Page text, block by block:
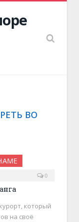
ВО
0
который
на своё